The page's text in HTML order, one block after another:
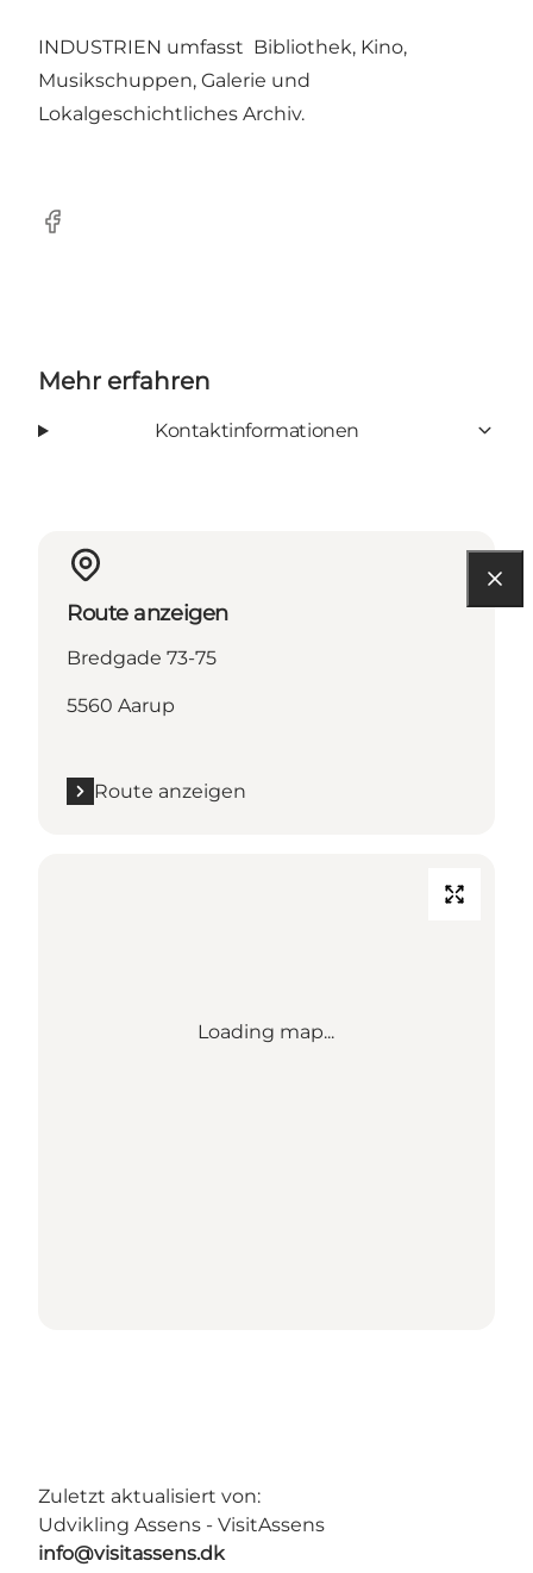
INDUSTRIEN umfasst Bibliothek, Kino,
Musikschuppen, Galerie und
Lokalgeschichtliches Archiv.
Facebook
Mehr erfahren
Kontaktinformationen
Route anzeigen
Bredgade 73-75
5560 Aarup
Route anzeigen
Loading map...
Zuletzt aktualisiert von:
Udvikling Assens - VisitAssens
info@visitassens.dk